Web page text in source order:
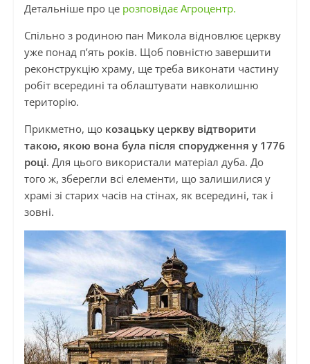
Детальніше про це розповідає Агроцентр.
Спільно з родиною пан Микола відновлює церкву
уже понад п’ять років. Щоб повністю завершити
реконструкцію храму, ще треба виконати частину
робіт всередині та облаштувати навколишню
територію.
Прикметно, що козацьку церкву відтворити
такою, якою вона була після спорудження у 1776
році. Для цього використали матеріал дуба. До
того ж, зберегли всі елементи, що залишилися у
храмі зі старих часів на стінах, як всередині, так і
зовні.